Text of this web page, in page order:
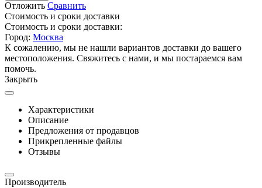
Отложить Сравнить
Стоимость и сроки доставки
Стоимость и сроки доставки:
Город: Москва
К сожалению, мы не нашли вариантов доставки до вашего
местоположения. Свяжитесь с нами, и мы постараемся вам
помочь.
Закрыть
Характеристики
Описание
Предложения от продавцов
Прикрепленные файлы
Отзывы
Производитель